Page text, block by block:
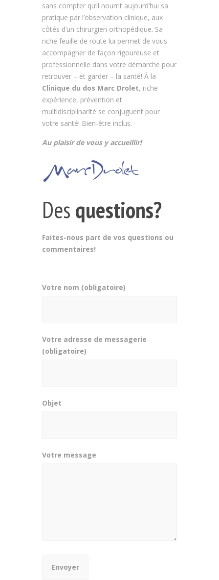
sans compter qu’il nourrit aujourd’hui sa
pratique par l’observation clinique, aux
côtés d’un chirurgien orthopédique. Sa
riche feuille de route lui permet de vous
accompagner de façon rigoureuse et
professionnelle dans votre démarche pour
retrouver – et garder – la santé! À la
Clinique du dos Marc Drolet, riche
expérience, prévention et
multidisciplinarité se conjuguent pour
votre santé! Bien-être inclus.
Au plaisir de vous y accueillir!
Des questions?
Faites-nous part de vos questions ou
commentaires!
Votre nom (obligatoire)
Votre adresse de messagerie
(obligatoire)
Objet
Votre message